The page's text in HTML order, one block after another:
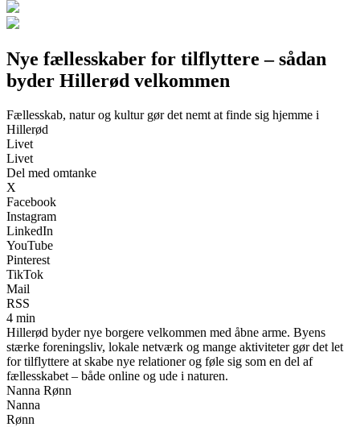
Nye fællesskaber for tilflyttere – sådan
byder Hillerød velkommen
Fællesskab, natur og kultur gør det nemt at finde sig hjemme i
Hillerød
Livet
Livet
Del med omtanke
X
Facebook
Instagram
LinkedIn
YouTube
Pinterest
TikTok
Mail
RSS
4 min
Hillerød byder nye borgere velkommen med åbne arme. Byens
stærke foreningsliv, lokale netværk og mange aktiviteter gør det let
for tilflyttere at skabe nye relationer og føle sig som en del af
fællesskabet – både online og ude i naturen.
Nanna Rønn
Nanna
Rønn